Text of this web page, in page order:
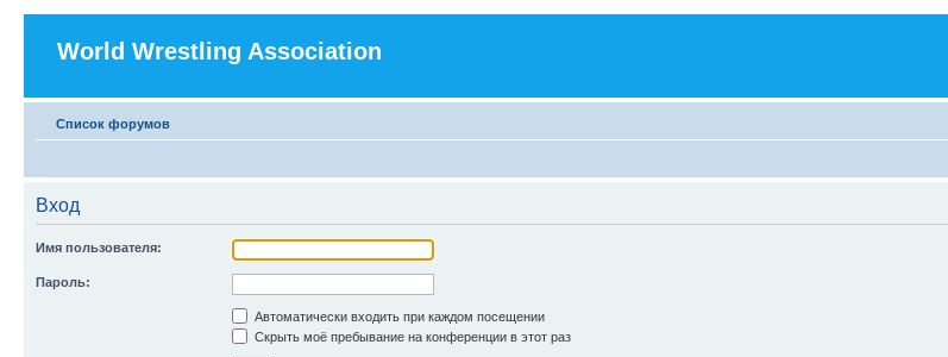
World Wrestling Association
Список форумов
Вход
Имя пользователя:
Пароль:
Автоматически входить при каждом посещении
Скрыть моё пребывание на конференции в этот раз